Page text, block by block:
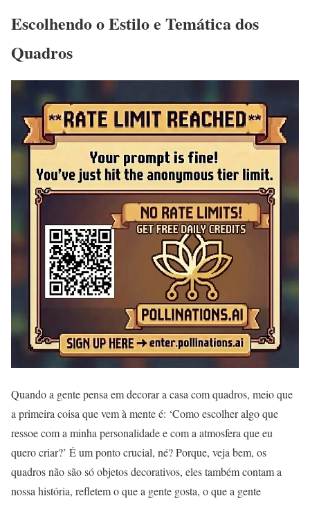
Escolhendo o Estilo e Temática dos
Quadros
Quando a gente pensa em decorar a casa com quadros, meio que
a primeira coisa que vem à mente é: ‘Como escolher algo que
ressoe com a minha personalidade e com a atmosfera que eu
quero criar?’ É um ponto crucial, né? Porque, veja bem, os
quadros não são só objetos decorativos, eles também contam a
nossa história, refletem o que a gente gosta, o que a gente